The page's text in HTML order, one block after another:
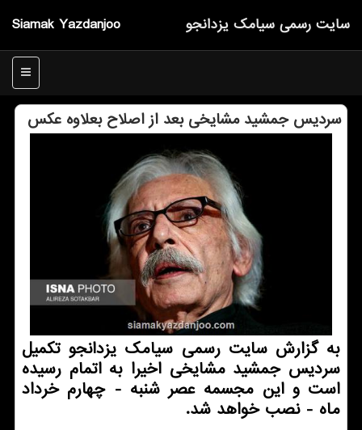
Siamak Yazdanjoo سایت رسمی سیامك یزدانجو
منو
سردیس جمشید مشایخی بعد از اصلاح بعلاوه عكس
به گزارش سایت رسمی سیامك یزدانجو تكمیل
سردیس جمشید مشایخی اخیرا به اتمام رسیده
است و این مجسمه عصر شنبه - چهارم خرداد
ماه - نصب خواهد شد.